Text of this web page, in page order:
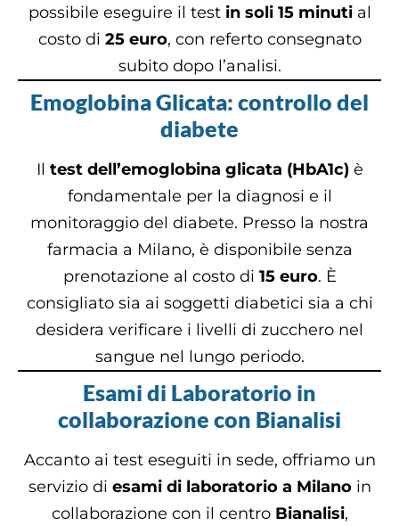
possibile eseguire il test in soli 15 minutial
costo di 25 euro, con referto consegnato
subito dopo l’analisi.
Emoglobina Glicata: controllo del
diabete
Il test dell’emoglobina glicata (HbA1c)è
fondamentale per la diagnosi e il
monitoraggio del diabete. Presso la nostra
farmacia a Milano, è disponibile senza
prenotazione al costo di 15 euro. È
consigliato sia ai soggetti diabetici sia a chi
desidera verificare i livelli di zucchero nel
sangue nel lungo periodo.
Esami di Laboratorio in
collaborazione con Bianalisi
Accanto ai test eseguiti in sede, offriamo un
servizio di esami di laboratorio a Milanoin
collaborazione con il centro Bianalisi,